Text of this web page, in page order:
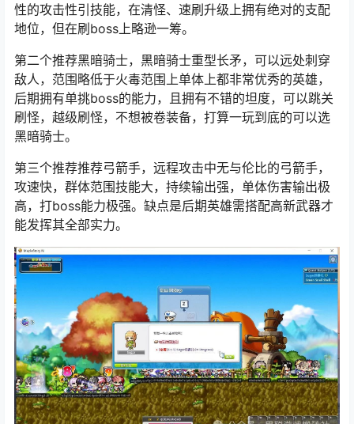
性的攻击性引技能，在清怪、速刷升级上拥有绝对的支配
地位，但在刷boss上略逊一筹。
第二个推荐黑暗骑士，黑暗骑士重型长矛，可以远处刺穿
敌人，范围略低于火毒范围上单体上都非常优秀的英雄，
后期拥有单挑boss的能力，且拥有不错的坦度，可以跳关
刷怪，越级刷怪，不想被卷装备，打算一玩到底的可以选
黑暗骑士。
第三个推荐推荐弓箭手，远程攻击中无与伦比的弓箭手，
攻速快，群体范围技能大，持续输出强，单体伤害输出极
高，打boss能力极强。缺点是后期英雄需搭配高新武器才
能发挥其全部实力。